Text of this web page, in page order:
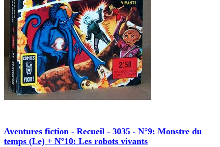
Aventures fiction - Recueil - 3035 - N°9: Monstre du
temps (Le) + N°10: Les robots vivants